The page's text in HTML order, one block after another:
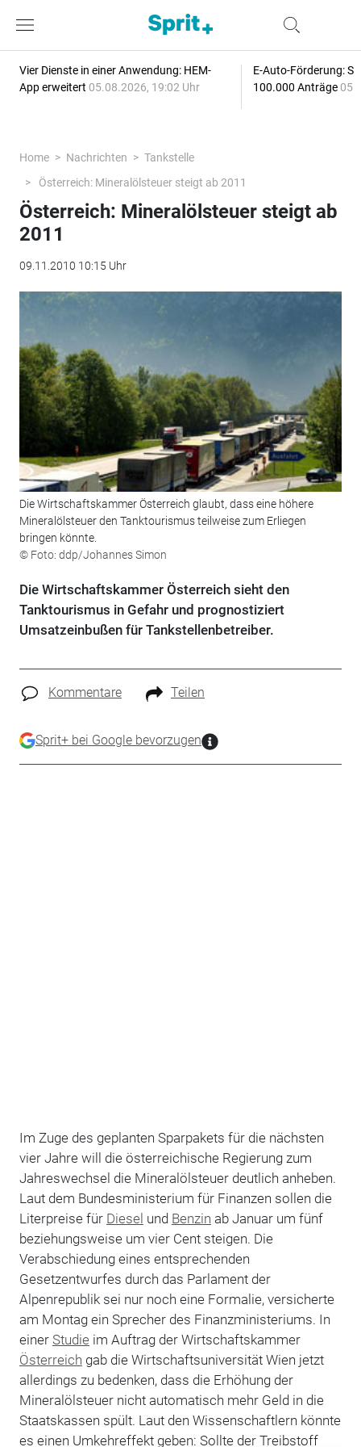
Vier Dienste in einer Anwendung: HEM-
App erweitert 05.08.2026, 19:02 Uhr
E-Auto-Förderung:
100.000 Anträge
Home Nachrichten
Tankstelle
Österreich: Mineralölsteuer steigt ab 2011
Österreich: Mineralölsteuer steigt ab
2011
09.11.2010 10:15 Uhr
Die Wirtschaftskammer Österreich glaubt, dass eine höhere
Mineralölsteuer den Tanktourismus teilweise zum Erliegen
bringen könnte.
© Foto: ddp/Johannes Simon
Die Wirtschaftskammer Österreich sieht den
Tanktourismus in Gefahr und prognostiziert
Umsatzeinbußen für Tankstellenbetreiber.
Kommentare Teilen
Sprit+ bei Google bevorzugen
Im Zuge des geplanten Sparpakets für die nächsten
vier Jahre will die österreichische Regierung zum
Jahreswechsel die Mineralölsteuer deutlich anheben.
Laut dem Bundesministerium für Finanzen sollen die
Literpreise für Diesel und Benzin ab Januar um fünf
beziehungsweise um vier Cent steigen. Die
Verabschiedung eines entsprechenden
Gesetzentwurfes durch das Parlament der
Alpenrepublik sei nur noch eine Formalie, versicherte
am Montag ein Sprecher des Finanzministeriums. In
einer Studie im Auftrag der Wirtschaftskammer
Österreich gab die Wirtschaftsuniversität Wien jetzt
allerdings zu bedenken, dass die Erhöhung der
Mineralölsteuer nicht automatisch mehr Geld in die
Staatskassen spült. Laut den Wissenschaftlern könnte
es einen Umkehreffekt geben: Sollte der Treibstoff